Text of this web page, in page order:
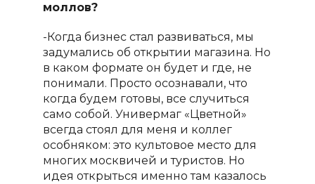
моллов?
-Когда бизнес стал развиваться, мы
задумались об открытии магазина. Но
в каком формате он будет и где, не
понимали. Просто осознавали, что
когда будем готовы, все случиться
само собой. Универмаг «Цветной»
всегда стоял для меня и коллег
особняком: это культовое место для
многих москвичей и туристов. Но
идея открыться именно там казалось